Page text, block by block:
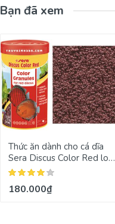
Bạn đã xem
Thức ăn dành cho cá dĩa
Sera Discus Color Red loại
112g
180.000₫